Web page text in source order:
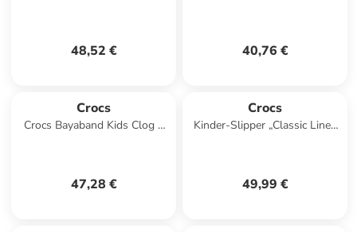
48,52 € 40,76 €
Crocs
Crocs Bayaband Kids Clog T
47,28 €
Crocs
Kinder-Slipper „Classic Lined
49,99 €